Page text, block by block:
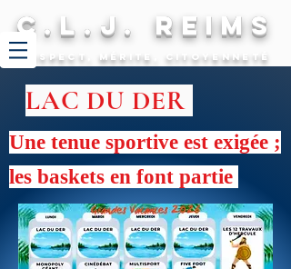
C.L.J. REIMS
Respect, mérite, citoyenneté
LAC DU DER
Une tenue sportive est exigée ;
les baskets en font partie